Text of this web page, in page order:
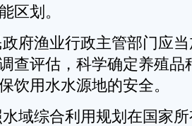
区划。
府渔业行政主管部门应
查评估，科学确定养殖品
饮用水水源地的安全。
域综合利用规划在国家